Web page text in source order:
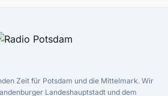
Zeit für Potsdam und die Mittelmark. Wir
Landeshauptstadt und dem